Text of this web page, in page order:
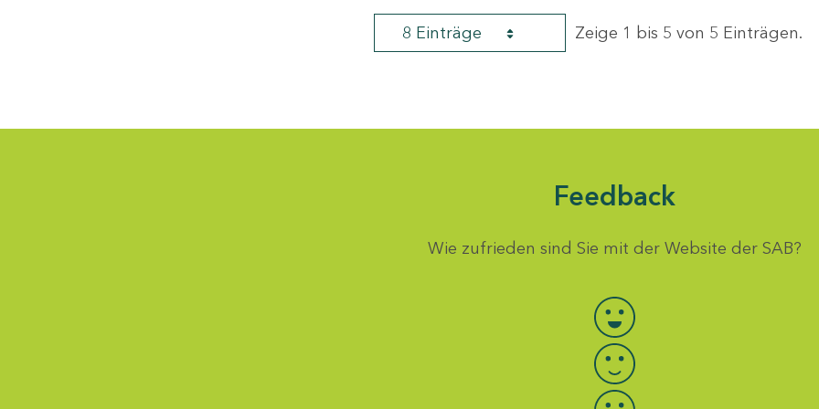
8 Einträge Zeige 1 bis 5 von 5 Einträgen.
Feedback
Wie zufrieden sind Sie mit der Website der SAB?
Bewertung auswählen